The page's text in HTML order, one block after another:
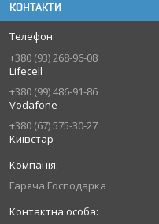
КОНТАКТИ
+380 (93) 268-96-08
Lifecell
+380 (99) 486-91-86
Vodafone
+380 (67) 575-30-27
Київстар
Гаряча Господарка